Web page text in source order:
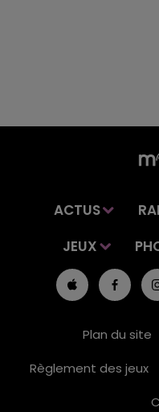
ACTUS
JEUX
Plan du site
Règlement des jeux